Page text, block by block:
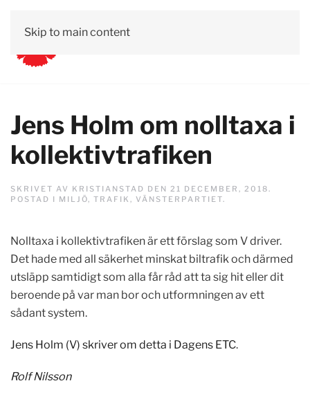
Skip to main content
Jens Holm om nolltaxa i
kollektivtrafiken
SKRIVET AV KRISTIANSTAD DEN 21 DECEMBER, 2018.
POSTAD I MILJÖ, TRAFIK , VÄNSTERPARTIET.
Nolltaxa i kollektivtrafiken är ett förslag som V driver.
Det hade med all säkerhet minskat biltrafik och därmed
utsläpp samtidigt som alla får råd att ta sig hit eller dit
beroende på var man bor och utformningen av ett
sådant system.
Jens Holm (V) skriver om detta i Dagens ETC.
Rolf Nilsson